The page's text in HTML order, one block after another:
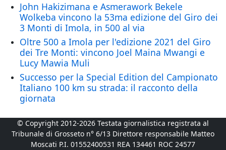
John Hakizimana e Asmerawork Bekele
Wolkeba vincono la 53ma edizione del Giro dei
3 Monti di Imola, in 500 al via
Oltre 500 a Imola per l'edizione 2021 del Giro
dei Tre Monti: vincono Joel Maina Mwangi e
Lucy Mawia Muli
Successo per la Special Edition del Campionato
Italiano 100 km su strada: il racconto della
giornata
© Copyright 2012-2026 Testata giornalistica registrata al
Tribunale di Grosseto n° 6/13 Direttore responsabile Matteo
Moscati P.I. 01552400531 REA 134461 ROC 24577